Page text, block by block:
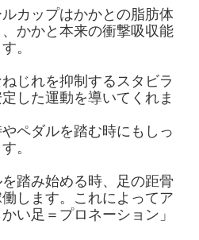
カップはかかとの脂肪体
かかと本来の衝撃吸収能
。
じれを抑制するスタビラ
した運動を導いてくれま
ペダルを踏む時にもしっ
。
踏み始める時、足の距骨
します。これによってア
い足＝プロネーション」